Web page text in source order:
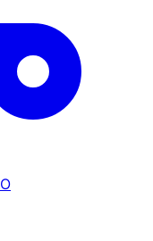
О